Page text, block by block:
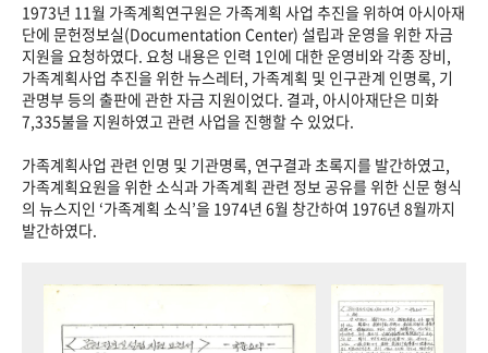
1973년 11월 가족계획연구원은 가족계획 사업 추진을 위하여 아시아재
단에 문헌정보실(Documentation Center) 설립과 운영을 위한 자금
지원을 요청하였다. 요청 내용은 인력 1인에 대한 운영비와 각종 장비,
가족계획사업 추진을 위한 뉴스레터, 가족계획 및 인구관계 인명록, 기
관명부 등의 출판에 관한 자금 지원이었다. 결과, 아시아재단은 미화
7,335불을 지원하였고 관련 사업을 진행할 수 있었다.
가족계획사업 관련 인명 및 기관명록, 연구결과 초록지를 발간하였고,
가족계획요원을 위한 소식과 가족계획 관련 정보 공유를 위한 신문 형식
의 뉴스지인 ‘가족계획 소식’을 1974년 6월 창간하여 1976년 8월까지
발간하였다.